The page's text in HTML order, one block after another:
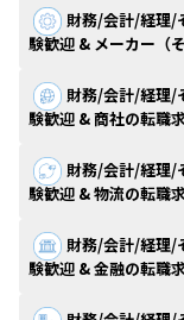
財務/会計/経理/
験歓迎 & メーカー（
財務/会計/経理/
験歓迎 & 商社の転職
財務/会計/経理/
験歓迎 & 物流の転職
財務/会計/経理/
験歓迎 & 金融の転職